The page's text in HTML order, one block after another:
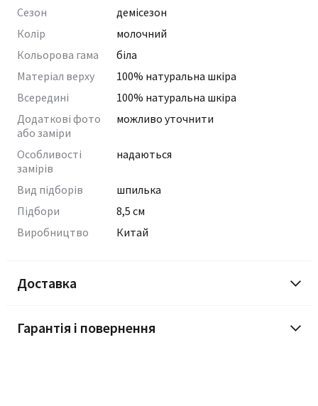
Сезон
демісезон
Колір
молочний
Кольорова гама
біла
Матеріал верху
100% натуральна шкіра
Всередині
100% натуральна шкіра
Додаткові фото
або заміри
можливо уточнити
Особливості
замірів
надаються
Вид підборів
шпилька
Підбори
8,5 см
Виробництво
Китай
Доставка
Гарантія і повернення